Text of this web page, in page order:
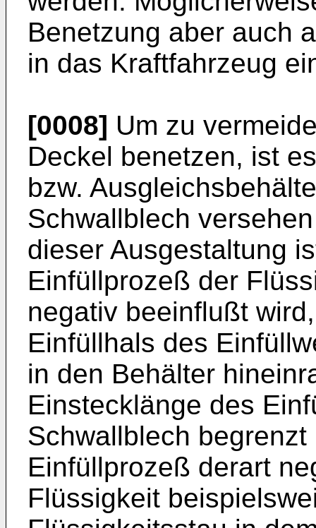
Benetzung aber auch
in das Kraftfahrzeug
[0008] Um zu
Deckel benetzen, ist
bzw.
Schwallblech
dieser Ausgestaltung
Einfüllprozeß der
negativ beeinflußt
Einfüllhals des
in den Behälter
Einstecklänge des
Schwallblech
Einfüllprozeß derart
Flüssigkeit